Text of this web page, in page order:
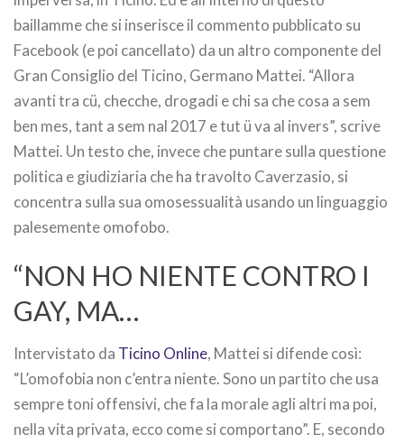
baillamme che si inserisce il commento pubblicato su
Facebook (e poi cancellato) da un altro componente del
Gran Consiglio del Ticino, Germano Mattei. “Allora
avanti tra cü, checche, drogadi e chi sa che cosa a sem
ben mes, tant a sem nal 2017 e tut ü va al invers”, scrive
Mattei. Un testo che, invece che puntare sulla questione
politica e giudiziaria che ha travolto Caverzasio, si
concentra sulla sua omosessualità usando un linguaggio
palesemente omofobo.
“NON HO NIENTE CONTRO I
GAY, MA…
Intervistato da Ticino Online, Mattei si difende così:
“L’omofobia non c’entra niente. Sono un partito che usa
sempre toni offensivi, che fa la morale agli altri ma poi,
nella vita privata, ecco come si comportano”. E, secondo